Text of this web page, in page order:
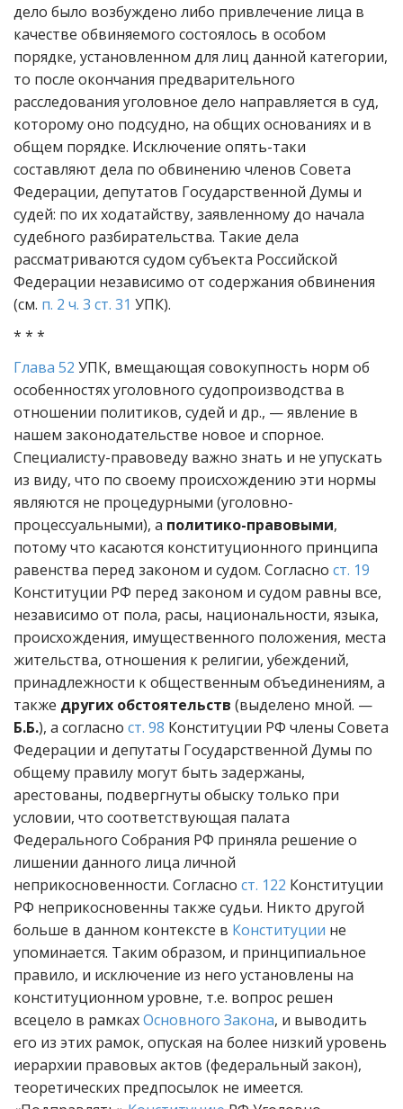
дело было возбуждено либо привлечение лица в
качестве обвиняемого состоялось в особом
порядке, установленном для лиц данной категории,
то после окончания предварительного
расследования уголовное дело направляется в суд,
которому оно подсудно, на общих основаниях и в
общем порядке. Исключение опять-таки
составляют дела по обвинению членов Совета
Федерации, депутатов Государственной Думы и
судей: по их ходатайству, заявленному до начала
судебного разбирательства. Такие дела
рассматриваются судом субъекта Российской
Федерации независимо от содержания обвинения
(см. п. 2 ч. 3 ст. 31 УПК).
* * *
Глава 52 УПК, вмещающая совокупность норм об
особенностях уголовного судопроизводства в
отношении политиков, судей и др., — явление в
нашем законодательстве новое и спорное.
Специалисту-правоведу важно знать и не упускать
из виду, что по своему происхождению эти нормы
являются не процедурными (уголовно-
процессуальными), а политико-правовыми,
потому что касаются конституционного принципа
равенства перед законом и судом. Согласно ст. 19
Конституции РФ перед законом и судом равны все,
независимо от пола, расы, национальности, языка,
происхождения, имущественного положения, места
жительства, отношения к религии, убеждений,
принадлежности к общественным объединениям, а
также других обстоятельств (выделено мной. —
Б.Б.), а согласно ст. 98 Конституции РФ члены Совета
Федерации и депутаты Государственной Думы по
общему правилу могут быть задержаны,
арестованы, подвергнуты обыску только при
условии, что соответствующая палата
Федерального Собрания РФ приняла решение о
лишении данного лица личной
неприкосновенности. Согласно ст. 122 Конституции
РФ неприкосновенны также судьи. Никто другой
больше в данном контексте в Конституции не
упоминается. Таким образом, и принципиальное
правило, и исключение из него установлены на
конституционном уровне, т.е. вопрос решен
всецело в рамкахОсновного Закона, и выводить
его из этих рамок, опуская на более низкий уровень
иерархии правовых актов (федеральный закон),
теоретических предпосылок не имеется.